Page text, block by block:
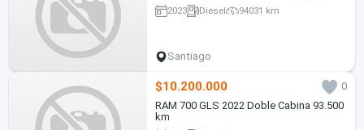
2023 Diesel 94031 km
Santiago
$10.200.000
0
RAM 700 GLS 2022 Doble Cabina 93.500
km